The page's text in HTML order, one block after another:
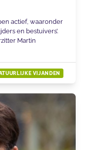
actief, waaronder
en bestuivers’.
Martin
VIJANDEN